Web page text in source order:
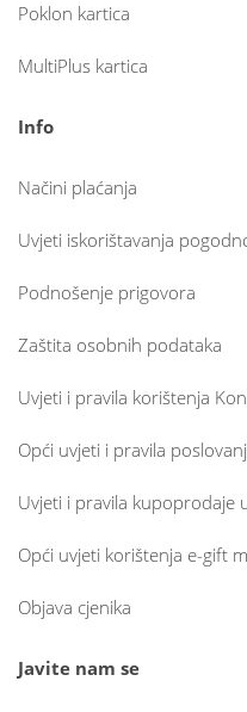
Poklon kartica
MultiPlus kartica
Info
Načini plaćanja
Uvjeti iskorištavanja
Podnošenje prigovora
Zaštita osobnih podataka
Uvjeti i pravila korištenja
Opći uvjeti i pravila
Uvjeti i pravila kupoprodaje
Opći uvjeti korištenja e-gift
Objava cjenika
Javite nam se